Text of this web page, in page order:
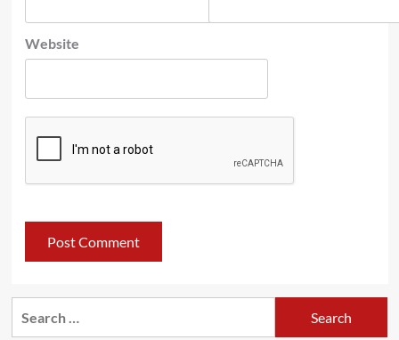
Website